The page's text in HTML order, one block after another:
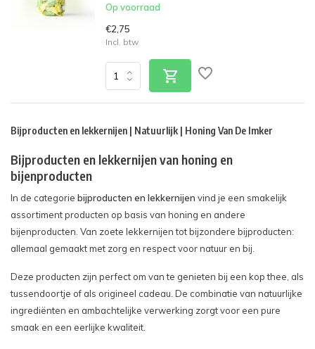
Op voorraad
€2,75
Incl. btw
Bijproducten en lekkernijen | Natuurlijk | Honing Van De Imker
Bijproducten en lekkernijen van honing en
bijenproducten
In de categorie bijproducten en lekkernijen vind je een smakelijk
assortiment producten op basis van honing en andere
bijenproducten. Van zoete lekkernijen tot bijzondere bijproducten:
allemaal gemaakt met zorg en respect voor natuur en bij.
Deze producten zijn perfect om van te genieten bij een kop thee, als
tussendoortje of als origineel cadeau. De combinatie van natuurlijke
ingrediënten en ambachtelijke verwerking zorgt voor een pure
smaak en een eerlijke kwaliteit.